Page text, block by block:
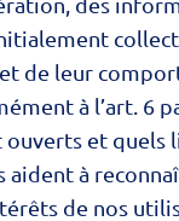
de leur
à l’art. 6
et quels
à
de nos